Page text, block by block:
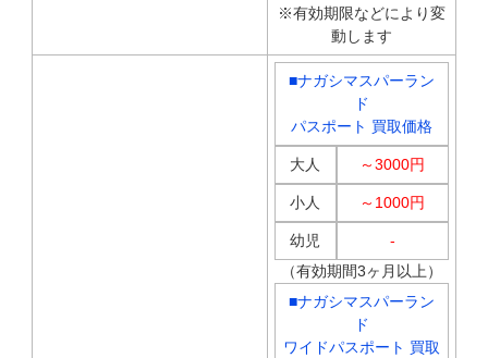
※有効期限などにより変
動します
■ナガシマスパーラン
ド
パスポート 買取価格
大人 ～3000円
小人 ～1000円
幼児
-
（有効期間3ヶ月以上）
■ナガシマスパーラン
ド
ワイドパスポート 買取